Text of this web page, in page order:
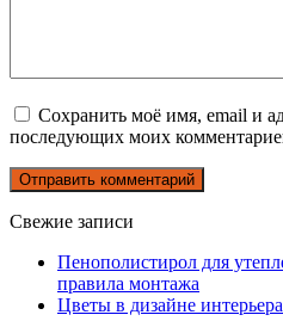
Сохранить моё имя, email и
последующих моих
Свежие записи
Пенополистирол для
правила монтажа
Цветы в дизайне